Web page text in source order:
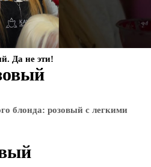
Да не эти!
блонда: розовый с легкими